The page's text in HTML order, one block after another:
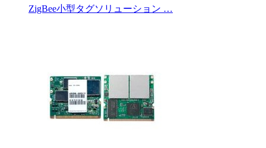
ZigBee小型タグソリューション …